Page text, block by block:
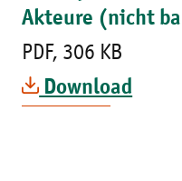
Akteure (nicht
PDF, 306 KB
Download